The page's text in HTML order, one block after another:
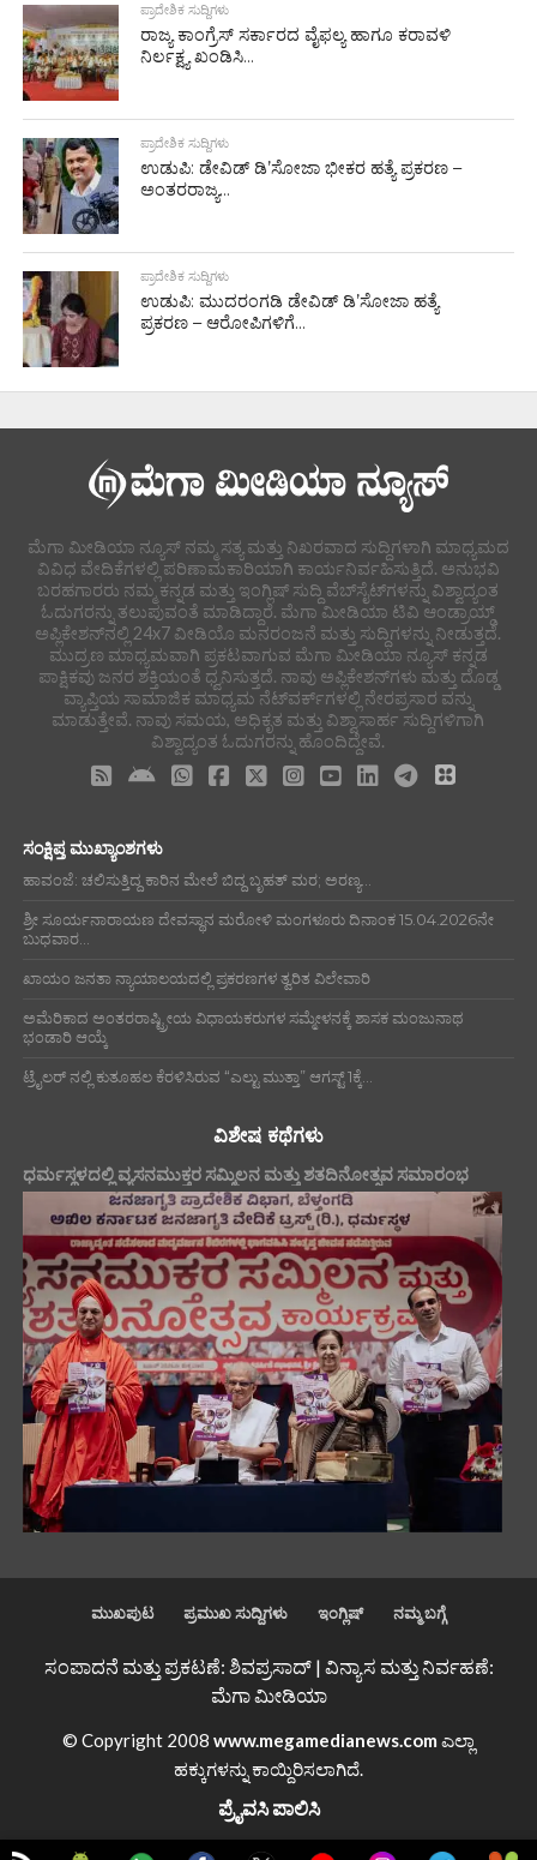
ಪ್ರಾದೇಶಿಕ ಸುದ್ದಿಗಳು
ರಾಜ್ಯ ಕಾಂಗ್ರೆಸ್ ಸರ್ಕಾರದ ವೈಫಲ್ಯ ಹಾಗೂ ಕರಾವಳಿ
ನಿರ್ಲಕ್ಷ್ಯ ಖಂಡಿಸಿ...
ಪ್ರಾದೇಶಿಕ ಸುದ್ದಿಗಳು
ಉಡುಪಿ: ಡೇವಿಡ್ ಡಿ’ಸೋಜಾ ಭೀಕರ ಹತ್ಯೆ ಪ್ರಕರಣ –
ಅಂತರರಾಜ್ಯ...
ಪ್ರಾದೇಶಿಕ ಸುದ್ದಿಗಳು
ಉಡುಪಿ: ಮುದರಂಗಡಿ ಡೇವಿಡ್ ಡಿ’ಸೋಜಾ ಹತ್ಯೆ
ಪ್ರಕರಣ – ಆರೋಪಿಗಳಿಗೆ...
ಮೆಗಾ ಮೀಡಿಯಾ ನ್ಯೂಸ್ ನಮ್ಮ ಸತ್ಯ ಮತ್ತು ನಿಖರವಾದ ಸುದ್ದಿಗಳಾಗಿ ಮಾಧ್ಯಮದ
ವಿವಿಧ ವೇದಿಕೆಗಳಲ್ಲಿ ಪರಿಣಾಮಕಾರಿಯಾಗಿ ಕಾರ್ಯನಿರ್ವಹಿಸುತ್ತಿದೆ. ಅನುಭವಿ
ಬರಹಗಾರರು ನಮ್ಮ ಕನ್ನಡ ಮತ್ತು ಇಂಗ್ಲಿಷ್ ಸುದ್ದಿ ವೆಬ್‌ಸೈಟ್‌ಗಳನ್ನು ವಿಶ್ವಾದ್ಯಂತ
ಓದುಗರನ್ನು ತಲುಪುವಂತೆ ಮಾಡಿದ್ದಾರೆ. ಮೆಗಾ ಮೀಡಿಯಾ ಟಿವಿ ಆಂಡ್ರಾಯ್ಡ್
ಅಪ್ಲಿಕೇಶನ್‌ನಲ್ಲಿ 24x7 ವೀಡಿಯೊ ಮನರಂಜನೆ ಮತ್ತು ಸುದ್ದಿಗಳನ್ನು ನೀಡುತ್ತದೆ.
ಮುದ್ರಣ ಮಾಧ್ಯಮವಾಗಿ ಪ್ರಕಟವಾಗುವ ಮೆಗಾ ಮೀಡಿಯಾ ನ್ಯೂಸ್ ಕನ್ನಡ
ಪಾಕ್ಷಿಕವು ಜನರ ಶಕ್ತಿಯಂತೆ ಧ್ವನಿಸುತ್ತದೆ. ನಾವು ಅಪ್ಲಿಕೇಶನ್‌ಗಳು ಮತ್ತು ದೊಡ್ಡ
ವ್ಯಾಪ್ತಿಯ ಸಾಮಾಜಿಕ ಮಾಧ್ಯಮ ನೆಟ್‌ವರ್ಕ್‌ಗಳಲ್ಲಿ ನೇರಪ್ರಸಾರ ವನ್ನು
ಮಾಡುತ್ತೇವೆ. ನಾವು ಸಮಯ, ಅಧಿಕೃತ ಮತ್ತು ವಿಶ್ವಾಸಾರ್ಹ ಸುದ್ದಿಗಳಿಗಾಗಿ
ವಿಶ್ವಾದ್ಯಂತ ಓದುಗರನ್ನು ಹೊಂದಿದ್ದೇವೆ.
ಸಂಕ್ಷಿಪ್ತ ಮುಖ್ಯಾಂಶಗಳು
ಹಾವಂಜೆ: ಚಲಿಸುತ್ತಿದ್ದ ಕಾರಿನ ಮೇಲೆ ಬಿದ್ದ ಬೃಹತ್ ಮರ; ಅರಣ್ಯ...
ಶ್ರೀ ಸೂರ್ಯನಾರಾಯಣ ದೇವಸ್ಥಾನ ಮರೋಳಿ ಮಂಗಳೂರು ದಿನಾಂಕ 15.04.2026ನೇ
ಬುಧವಾರ...
ಖಾಯಂ ಜನತಾ ನ್ಯಾಯಾಲಯದಲ್ಲಿ ಪ್ರಕರಣಗಳ ತ್ವರಿತ ವಿಲೇವಾರಿ
ಅಮೆರಿಕಾದ ಅಂತರರಾಷ್ಟ್ರೀಯ ವಿಧಾಯಕರುಗಳ ಸಮ್ಮೇಳನಕ್ಕೆ ಶಾಸಕ ಮಂಜುನಾಥ
ಭಂಡಾರಿ ಆಯ್ಕೆ
ಟ್ರೈಲರ್ ನಲ್ಲಿ ಕುತೂಹಲ ಕೆರಳಿಸಿರುವ “ಎಲ್ಟು ಮುತ್ತಾ” ಆಗಸ್ಟ್ 1ಕ್ಕೆ...
ವಿಶೇಷ ಕಥೆಗಳು
ಧರ್ಮಸ್ಥಳದಲ್ಲಿ ವ್ಯಸನಮುಕ್ತರ ಸಮ್ಮಿಲನ ಮತ್ತು ಶತದಿನೋತ್ಸವ ಸಮಾರಂಭ
ಮುಖಪುಟ ಪ್ರಮುಖ ಸುದ್ದಿಗಳು ಇಂಗ್ಲಿಷ್ ನಮ್ಮ ಬಗ್ಗೆ
ಸಂಪಾದನೆ ಮತ್ತು ಪ್ರಕಟಣೆ: ಶಿವಪ್ರಸಾದ್ | ವಿನ್ಯಾಸ ಮತ್ತು ನಿರ್ವಹಣೆ:
ಮೆಗಾ ಮೀಡಿಯಾ
© Copyright 2008 www.megamedianews.com ಎಲ್ಲಾ
ಹಕ್ಕುಗಳನ್ನು ಕಾಯ್ದಿರಿಸಲಾಗಿದೆ.
ಪ್ರೈವಸಿ ಪಾಲಿಸಿ